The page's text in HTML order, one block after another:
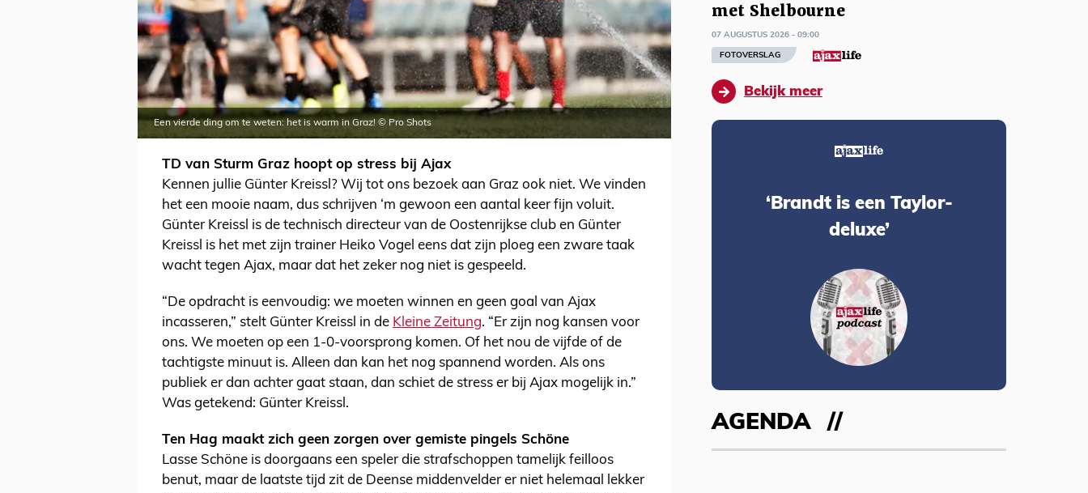
Een vierde ding om te weten: het is warm in Graz! © Pro Shots
TD van Sturm Graz hoopt op stress bij Ajax
Kennen jullie Günter Kreissl? Wij tot ons bezoek aan Graz ook niet. We vinden
het een mooie naam, dus schrijven ‘m gewoon een aantal keer fijn voluit.
Günter Kreissl is de technisch directeur van de Oostenrijkse club en Günter
Kreissl is het met zijn trainer Heiko Vogel eens dat zijn ploeg een zware taak
wacht tegen Ajax, maar dat het zeker nog niet is gespeeld.
“De opdracht is eenvoudig: we moeten winnen en geen goal van Ajax
incasseren,” stelt Günter Kreissl in de Kleine Zeitung. “Er zijn nog kansen voor
ons. We moeten op een 1-0-voorsprong komen. Of het nou de vijfde of de
tachtigste minuut is. Alleen dan kan het nog spannend worden. Als ons
publiek er dan achter gaat staan, dan schiet de stress er bij Ajax mogelijk in.”
Was getekend: Günter Kreissl.
Ten Hag maakt zich geen zorgen over gemiste pingels Schöne
Lasse Schöne is doorgaans een speler die strafschoppen tamelijk feilloos
benut, maar de laatste tijd zit de Deense middenvelder er niet helemaal lekker
met Shelbourne
07 AUGUSTUS 2026 - 09:00
FOTOVERSLAG
Bekijk meer
‘Brandt is een Taylor-
deluxe’
AGENDA